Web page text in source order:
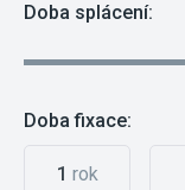
Doba splácení:
Doba fixace:
1 rok